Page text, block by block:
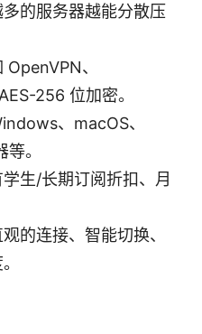
的服务器越能分散压
、
256 位加密。
、macOS、
。
生/长期订阅折扣、月
的连接、智能切换、